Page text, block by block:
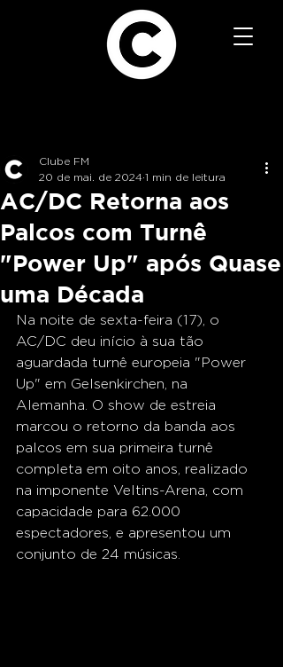
AC/DC Retorna aos
Palcos com Turnê
"Power Up" após Quase
uma Década
Clube FM
20 de mai. de 2024 1 min de leitura
Na noite de sexta-feira (17), o
AC/DC deu início à sua tão
aguardada turnê europeia "Power
Up" em Gelsenkirchen, na
Alemanha. O show de estreia
marcou o retorno da banda aos
palcos em sua primeira turnê
completa em oito anos, realizado
na imponente Veltins-Arena, com
capacidade para 62.000
espectadores, e apresentou um
conjunto de 24 músicas.